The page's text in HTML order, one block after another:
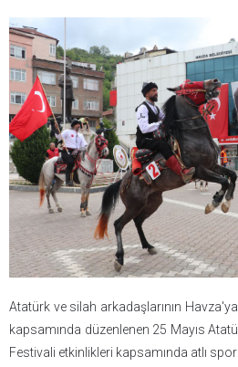
Atatürk ve silah arkadaşlarının
kapsamında düzenlenen 25 Mayıs
Festivali etkinlikleri kapsamında atlı